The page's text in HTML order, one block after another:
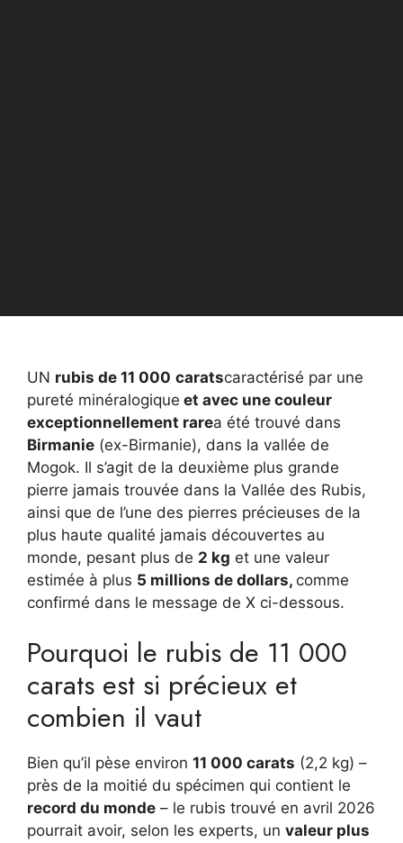
UN rubis de 11 000 caratscaractérisé par une
pureté minéralogique et avec une couleur
exceptionnellement rarea été trouvé dans
Birmanie (ex-Birmanie), dans la vallée de
Mogok. Il s’agit de la deuxième plus grande
pierre jamais trouvée dans la Vallée des Rubis,
ainsi que de l’une des pierres précieuses de la
plus haute qualité jamais découvertes au
monde, pesant plus de 2 kg et une valeur
estimée à plus 5 millions de dollars, comme
confirmé dans le message de X ci-dessous.
Pourquoi le rubis de 11 000
carats est si précieux et
combien il vaut
Bien qu’il pèse environ 11 000 carats (2,2 kg) –
près de la moitié du spécimen qui contient le
record du monde – le rubis trouvé en avril 2026
pourrait avoir, selon les experts, un valeur plus